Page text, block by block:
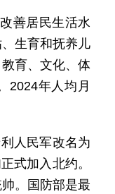
善居民生活水
生育和抚养儿
育、文化、体
2024年人均月
人民军改名为
式加入北约。
。国防部是最